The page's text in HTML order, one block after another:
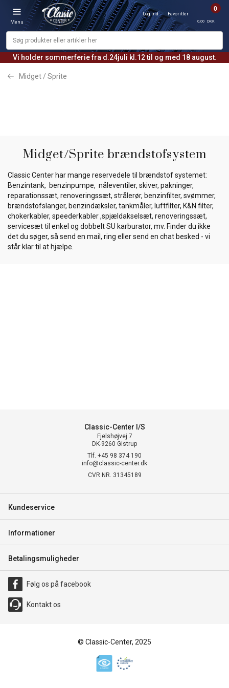
Vi holder sommerferie fra d.24juli kl.12 til og med 18 august.
Menu
Log ind Favoritter
0
0,00 DKK
Midget / Sprite
Midget/Sprite brændstofsystem
Classic Center har mange reservedele til brændstof systemet:
Benzintank, benzinpumpe, nåleventiler, skiver, pakninger,
reparationssæt, renoveringssæt, strålerør, benzinfilter, svømmer,
brændstofslanger, benzindæksler, tankmåler, luftfilter, K&N filter,
chokerkabler, speederkabler ,spjældakselsæt, renoveringssæt,
servicesæt til enkel og dobbelt SU karburator, mv. Finder du ikke
det du søger, så send en mail, ring eller send en chat besked - vi
står klar til at hjælpe.
Classic-Center I/S
Fjelshøjvej 7
DK-9260 Gistrup
Tlf. +45 98 374 190
info@classic-center.dk
CVR NR. 31345189
Kundeservice
Informationer
Betalingsmuligheder
Følg os på facebook
Kontakt os
© Classic-Center, 2025